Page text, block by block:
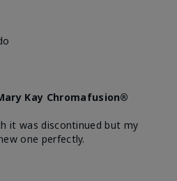
Kay Chromafusion®
it was discontinued but my
one perfectly.